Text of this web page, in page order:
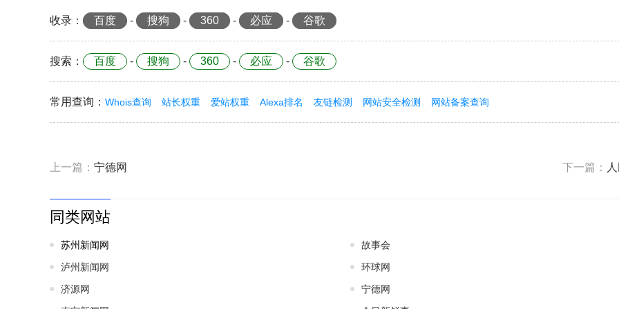
收录 ： 百度 - 搜狗 - 360 - 必应 - 谷歌
搜索 ： 百度 - 搜狗 - 360 - 必应 - 谷歌
常用查询 ： Whois查询 站长权重 爱站权重 Alexa排名 友链检测 网站安全检测 网站备案查询
上一篇： 宁德网 下一篇：
同类网站
苏州新闻网
故事会
泸州新闻网
环球网
济源网
宁德网